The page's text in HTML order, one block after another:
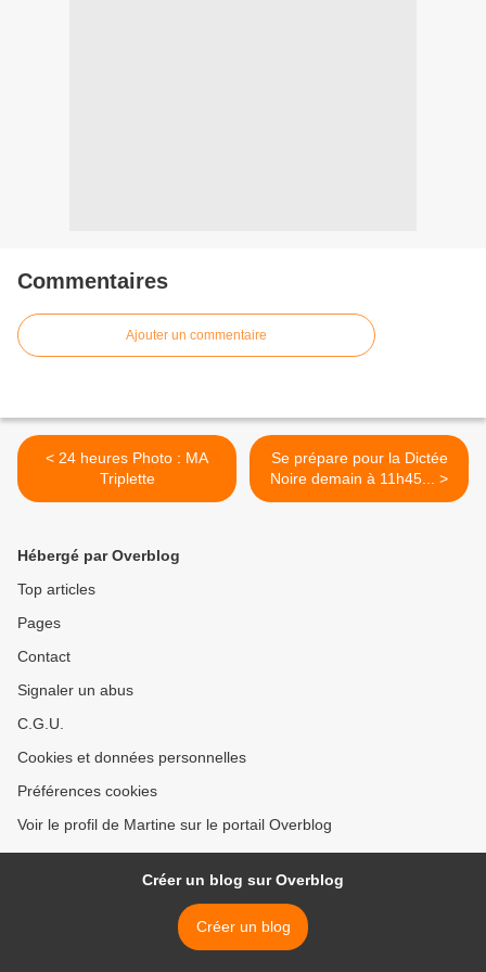
Commentaires
Ajouter un commentaire
< 24 heures Photo : MA
Triplette
Se prépare pour la Dictée
Noire demain à 11h45... >
Hébergé par Overblog
Top articles
Pages
Contact
Signaler un abus
C.G.U.
Cookies et données personnelles
Préférences cookies
Voir le profil de Martine sur le portail Overblog
Créer un blog sur Overblog
Créer un blog